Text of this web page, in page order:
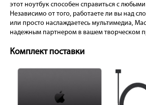
этот ноутбук способен справиться с
Независимо от того, работаете ли вы над
или просто наслаждаетесь мультимедиа,
надежным партнером в вашем творческом
Комплект поставки